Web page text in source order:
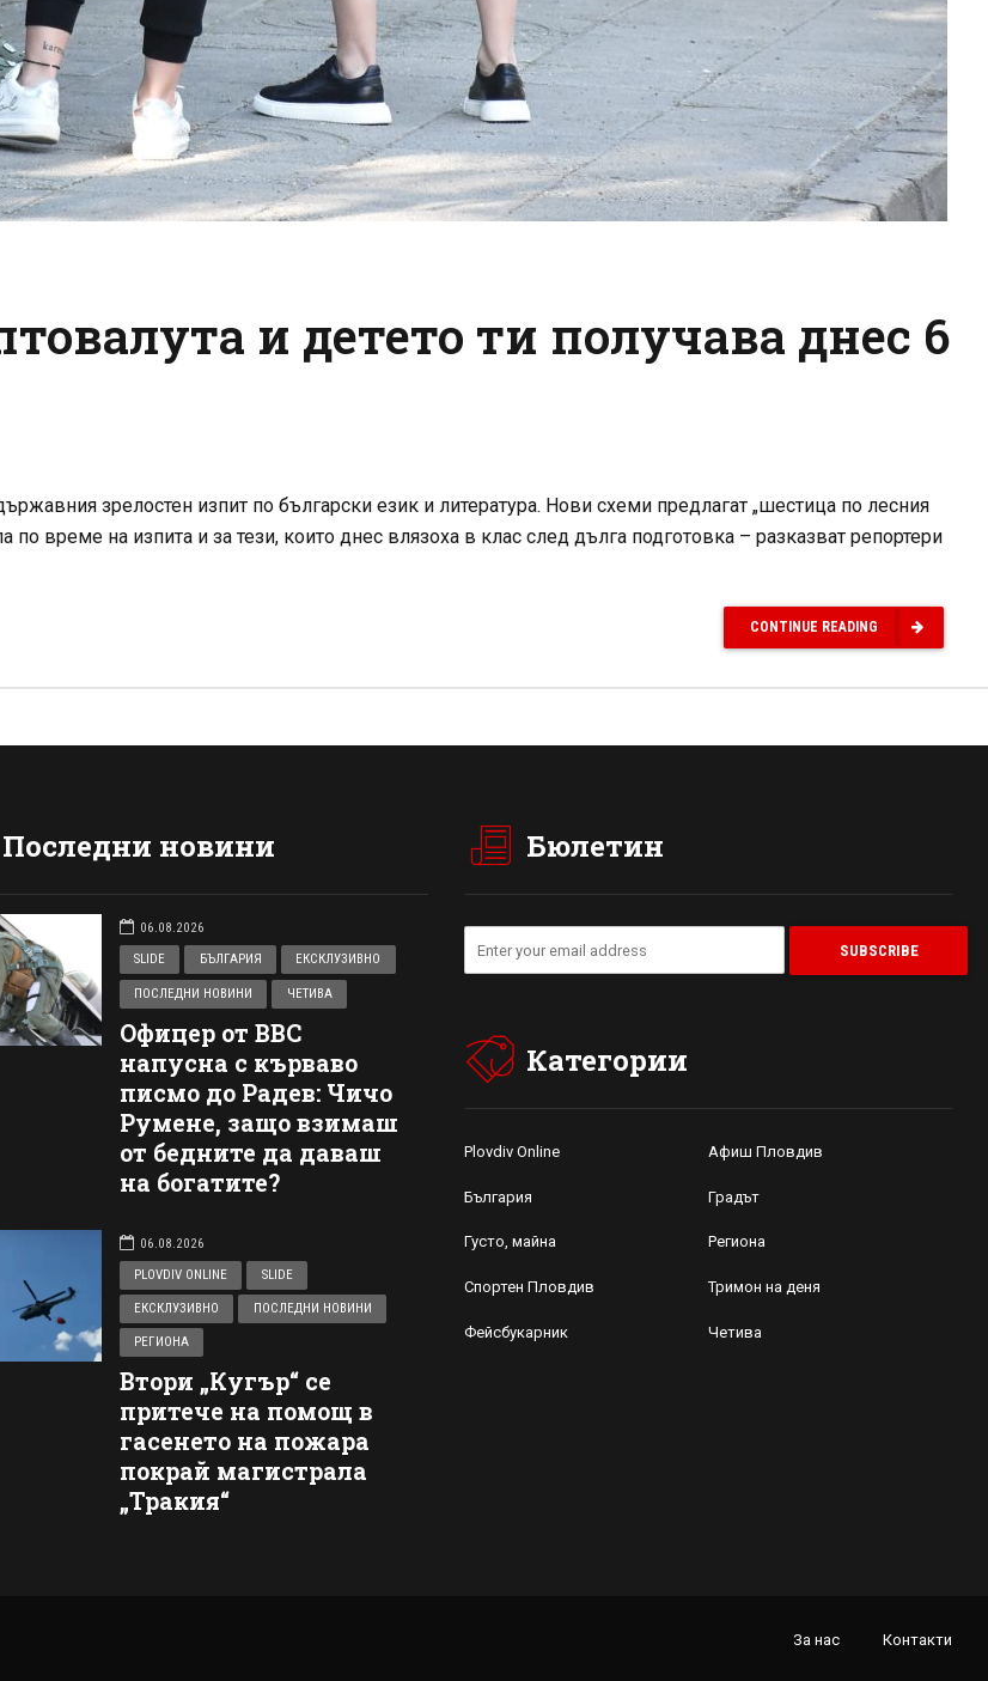
и детето ти получава днес 6
зрелостен изпит по български език и литература. Нови схеми предлагат „шестица по лесния
по време на изпита и за тези, които днес влязоха в клас след дълга подготовка – разказват репортери
CONTINUE READING
Последни новини
06.08.2026
SLIDE
БЪЛГАРИЯ ЕКСКЛУЗИВНО
ПОСЛЕДНИ НОВИНИ ЧЕТИВА
Офицер от ВВС
напусна с кърваво
писмо до Радев: Чичо
Румене, защо взимаш
от бедните да даваш
на богатите?
06.08.2026
PLOVDIV ONLINE
SLIDE
ЕКСКЛУЗИВНО ПОСЛЕДНИ НОВИНИ
РЕГИОНА
Втори „Кугър“ се
притече на помощ в
гасенето на пожара
покрай магистрала
„Тракия“
Бюлетин
Категории
Plovdiv Online Афиш Пловдив
България Градът
Густо, майна Региона
Спортен Пловдив Тримон на деня
Фейсбукарник Четива
За нас Контакти